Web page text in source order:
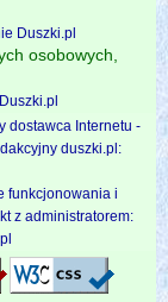
Duszki.pl
osobowych,
dostawca Internetu -
duszki.pl:
funkcjonowania i
z administratorem: